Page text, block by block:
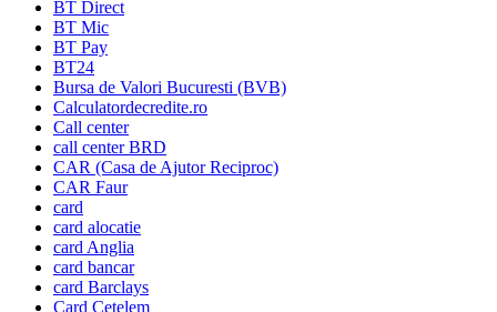
BT Direct
BT Mic
BT Pay
BT24
Bursa de Valori Bucuresti (BVB)
Calculatordecredite.ro
Call center
call center BRD
CAR (Casa de Ajutor Reciproc)
CAR Faur
card
card alocatie
card Anglia
card bancar
card Barclays
Card Cetelem